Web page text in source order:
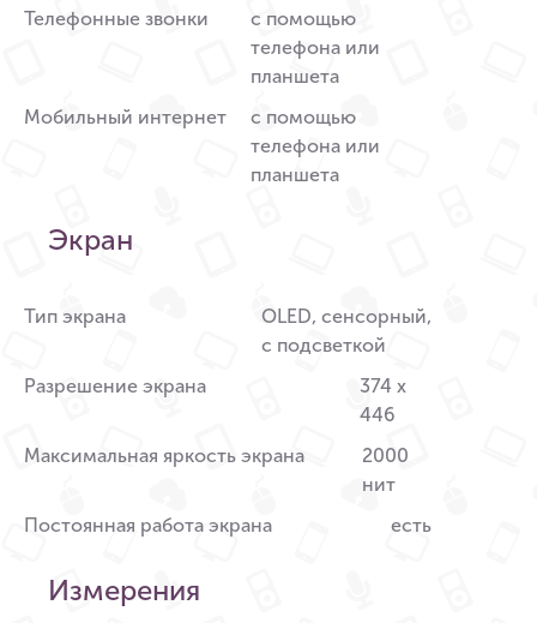
Телефонные звонки
с помощью
телефона или
планшета
Мобильный интернет
с помощью
телефона или
планшета
Экран
Тип экрана
OLED, сенсорный,
с подсветкой
Разрешение экрана
374 x
446
Максимальная яркость экрана
2000
нит
Постоянная работа экрана
есть
Измерения